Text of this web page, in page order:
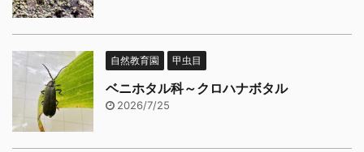
自然教育園 甲虫目
ベニホタル科～クロハナボタル
2026/7/25